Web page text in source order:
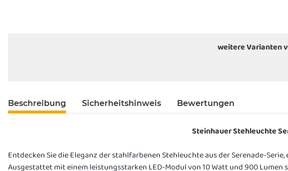
weitere Varianten
Beschreibung Sicherheitshinweis Bewertungen
Steinhauer Stehleuchte
Entdecken Sie die Eleganz der stahlfarbenen Stehleuchte aus der Serenade-
Ausgestattet mit einem leistungsstarken LED-Modul von 10 Watt und 900